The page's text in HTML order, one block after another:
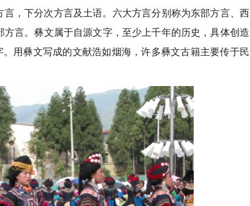
，下分次方言及土语。六大方言分别称为东部方言、西
言。彝文属于自源文字，至少上千年的历史，具体创造
用彝文写成的文献浩如烟海，许多彝文古籍主要传于民